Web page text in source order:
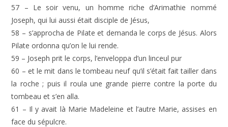
57 – Le soir venu, un homme riche d’Arimathie nommé
Joseph, qui lui aussi était disciple de Jésus,
58 – s’approcha de Pilate et demanda le corps de Jésus. Alors
Pilate ordonna qu’on le lui rende.
59 – Joseph prit le corps, l’enveloppa d’un linceul pur
60 – et le mit dans le tombeau neuf qu’il s’était fait tailler dans
la roche ; puis il roula une grande pierre contre la porte du
tombeau et s’en alla.
61 – Il y avait là Marie Madeleine et l’autre Marie, assises en
face du sépulcre.